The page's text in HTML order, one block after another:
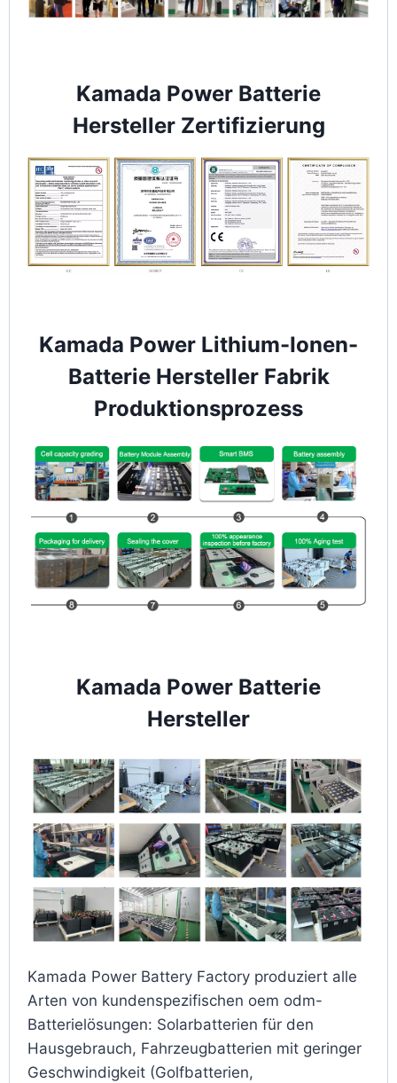
Kamada Power Batterie
Hersteller Zertifizierung
Kamada Power Lithium-Ionen-
Batterie Hersteller Fabrik
Produktionsprozess
Kamada Power Batterie
Hersteller
Kamada Power Battery Factory produziert alle
Arten von kundenspezifischen oem odm-
Batterielösungen: Solarbatterien für den
Hausgebrauch, Fahrzeugbatterien mit geringer
Geschwindigkeit (Golfbatterien,